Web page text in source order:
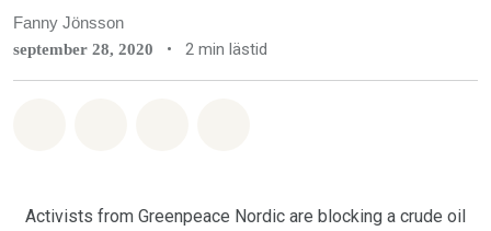
Fanny Jönsson
september 28, 2020 • 2 min lästid
Activists from Greenpeace Nordic are blocking a crude oil